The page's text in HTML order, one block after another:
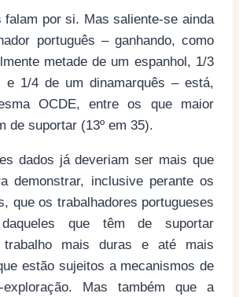
falam por si. Mas saliente-se ainda
português – ganhando, como
metade de um espanhol, 1/3
e 1/4 de um dinamarquês – está,
OCDE, entre os que maior
de suportar (13º em 35).
dados já deveriam ser mais que
demonstrar, inclusive perante os
que os trabalhadores portugueses
que têm de suportar
trabalho mais duras e até mais
estão sujeitos a mecanismos de
exploração. Mas também que a